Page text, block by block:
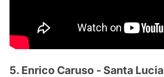
5. Enrico Caruso - Santa Lucia